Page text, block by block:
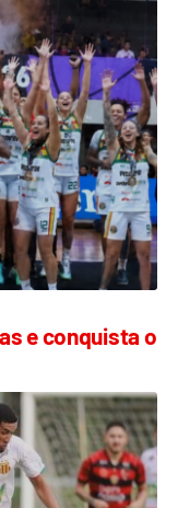
e conquista o